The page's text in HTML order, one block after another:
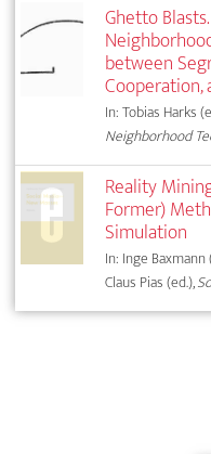
Ghetto
between
Cooperation,
In: Tobias Harks
Neighborhood
Reality
Former)
Simulation
In: Inge Baxmann
Claus Pias (ed.),